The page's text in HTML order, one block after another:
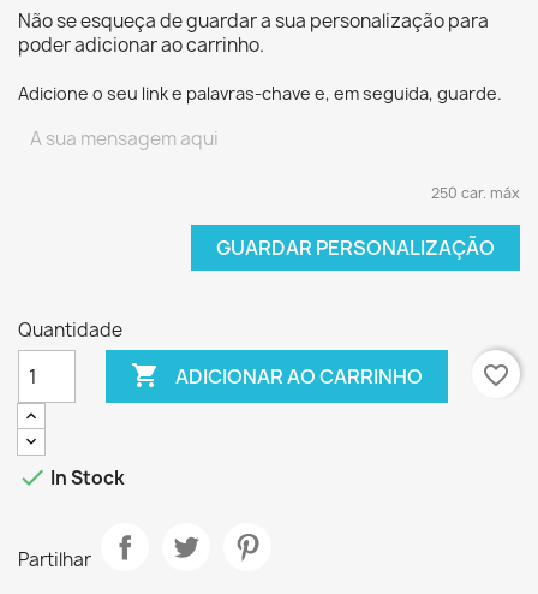
Não se esqueça de guardar a sua personalização para
poder adicionar ao carrinho.
Adicione o seu link e palavras-chave e, em seguida, guarde.
250 car. máx
GUARDAR PERSONALIZAÇÃO
Quantidade
 ADICIONAR AO CARRINHO favorite_border
 In Stock
Partilhar